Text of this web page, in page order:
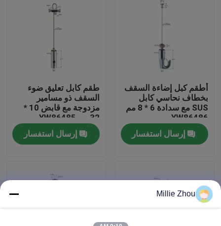
أشرطة فيديو
جولة في المعمل
مراقبة الجودة
اتصل بنا
كابل، القابضون
قابل للتعديل كابل القابضون
أطقم كبل إضاءة السقف
بخطاف نحاسي كابل
SUS مع سدادة 6 * 8 مم
YW86486
إرسال استفسار
طقم كابل تعليق ضوء
السقف ذو مسامير
مزدوجة مع قابض 10 *
32 مم YW86485
إرسال استفسار
Millie Zhou